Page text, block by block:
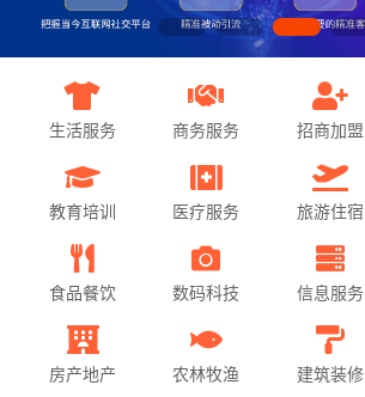
生活服务 商务服务 招商加盟
教育培训 医疗服务 旅游住宿
食品餐饮 数码科技 信息服务
房产地产 农林牧渔 建筑装修